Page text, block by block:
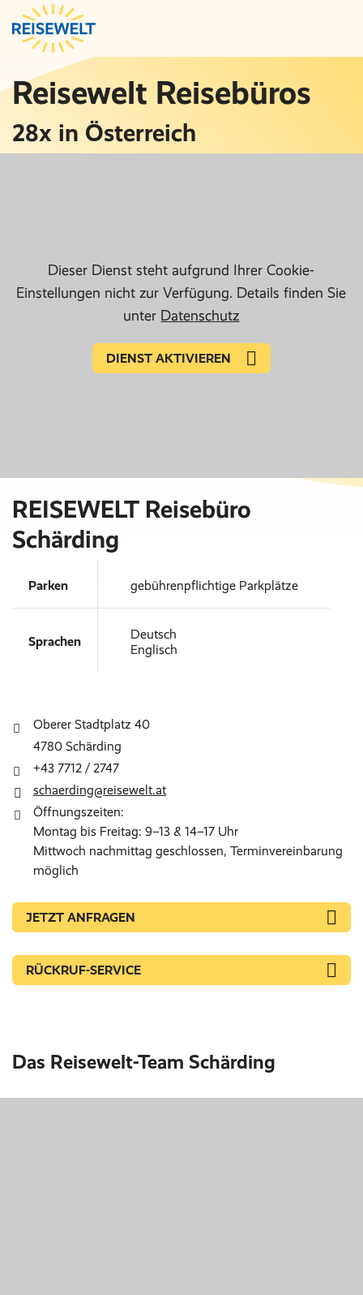
Reisewelt Reisebüros
28x in Österreich
REISEWELT Reisebüro
Schärding
Parken gebührenpflichtige Parkplätze
Sprachen
Deutsch
Englisch
Oberer Stadtplatz 40
4780 Schärding
+43 7712 / 2747
schaerding@reisewelt.at
Öffnungszeiten:
Montag bis Freitag: 9–13 & 14–17 Uhr
Mittwoch nachmittag geschlossen, Terminvereinbarung
möglich
JETZT ANFRAGEN
RÜCKRUF-SERVICE
Dieser Dienst steht aufgrund Ihrer Cookie-
Einstellungen nicht zur Verfügung. Details finden Sie
unter Datenschutz
DIENST AKTIVIEREN
Das Reisewelt-Team Schärding